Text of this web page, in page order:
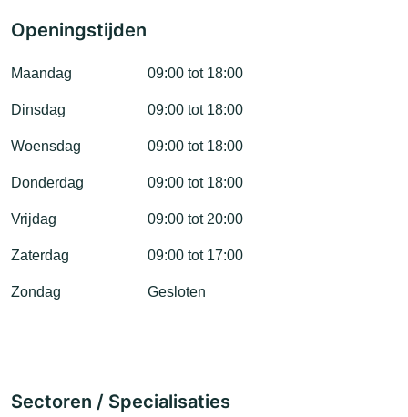
Openingstijden
Maandag 09:00 tot 18:00
Dinsdag 09:00 tot 18:00
Woensdag 09:00 tot 18:00
Donderdag 09:00 tot 18:00
Vrijdag 09:00 tot 20:00
Zaterdag 09:00 tot 17:00
Zondag Gesloten
Sectoren / Specialisaties